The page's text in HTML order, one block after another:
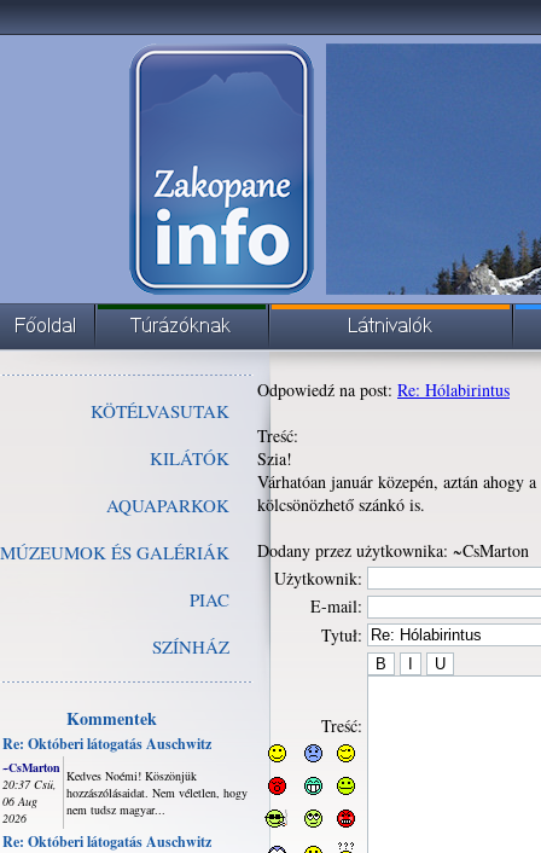
KÖTÉLVASUTAK
KILÁTÓK
AQUAPARKOK
MÚZEUMOK ÉS GALÉRIÁK
PIAC
SZÍNHÁZ
Kommentek
Re: Októberi látogatás Auschwitz
~CsMarton
20:37 Csü,
06 Aug
2026
Kedves Noémi! Köszönjük
hozzászólásaidat. Nem véletlen, hogy
nem tudsz magyar...
Re: Októberi látogatás Auschwitz
Odpowiedź na post: Re: Hólabirintus
Treść:
Szia!
Várhatóan január közepén, aztán ahogy
kölcsönözhető szánkó is.
Dodany przez użytkownika: ~CsMarton
Użytkownik:
E-mail:
Tytuł:
Treść: